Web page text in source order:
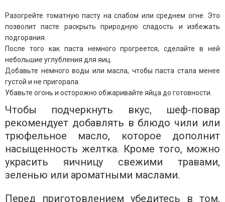
Разогрейте томатную пасту на слабом или среднем огне. Это
позволит пасте раскрыть природную сладость и избежать
подгорания.
После того как паста немного прогреется, сделайте в ней
небольшие углубления для яиц.
Добавьте немного воды или масла, чтобы паста стала менее
густой и не пригорала.
Убавьте огонь и осторожно обжаривайте яйца до готовности.
Чтобы подчеркнуть вкус, шеф-повар
рекомендует добавлять в блюдо чили или
трюфельное масло, которое дополнит
насыщенность желтка. Кроме того, можно
украсить яичницу свежими травами,
зеленью или ароматными маслами.
Перед приготовлением убедитесь в том,